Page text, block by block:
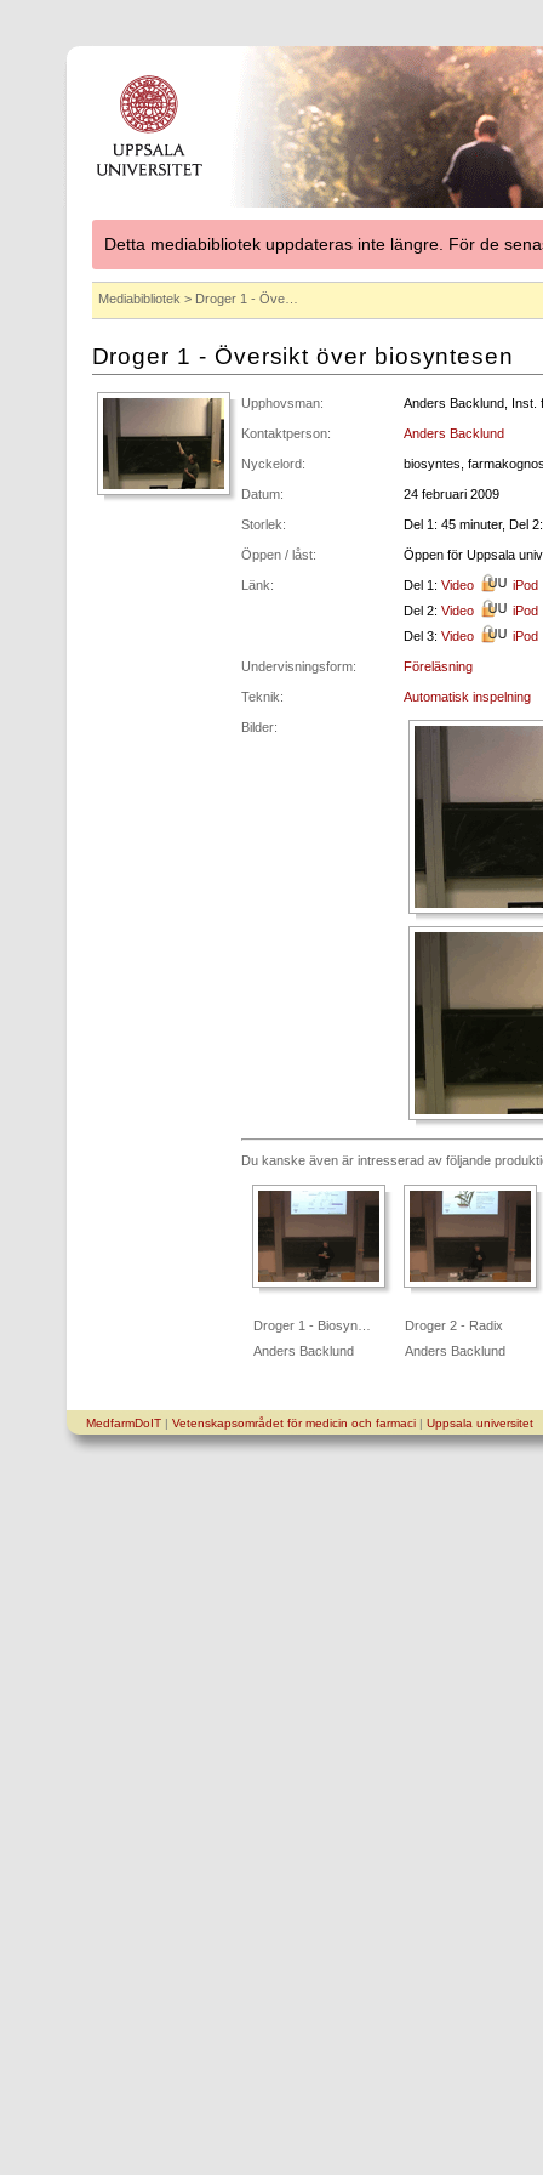
Detta mediabibliotek uppdateras inte längre. För de
Mediabibliotek > Droger 1 - Öve…
Droger 1 - Översikt över biosyntesen
Upphovsman: Anders Backlund, Inst.
Kontaktperson: Anders Backlund
Nyckelord: biosyntes,
Datum: 24 februari 2009
Storlek: Del 1: 45 minuter, Del
Öppen / låst: Öppen för Uppsala
Länk: Del 1: Video
iPod
Del 2: Video
iPod
Del 3: Video iPod
Undervisningsform: Föreläsning
Teknik: Automatisk inspelning
Bilder:
Du kanske även är intresserad av följande
Droger 1 - Biosyn…
Anders Backlund
Droger 2 - Radix
Anders Backlund
MedfarmDoIT| Vetenskapsområdet för medicin och farmaci| Uppsala universitet